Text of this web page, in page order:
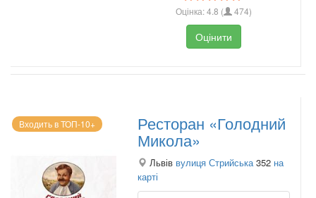
Оцінка:4.8 ( 474)
Оцінити
Входить в ТОП-10+ Ресторан «Голодний
Микола»
Львів вулиця Стрийська352 на
карті